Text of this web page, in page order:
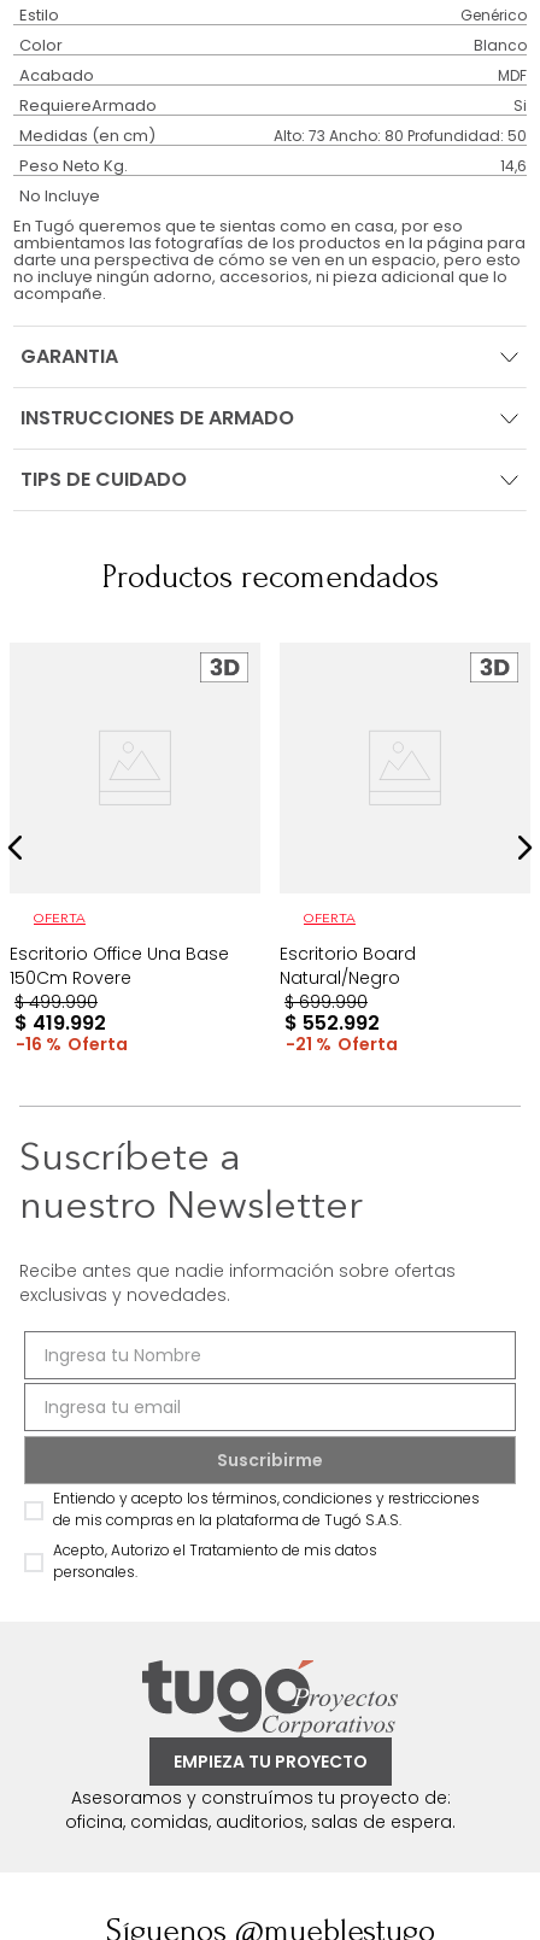
Estilo Genérico
Color Blanco
Acabado MDF
RequiereArmado Si
Medidas (en cm) Alto: 73 Ancho: 80 Profundidad: 50
Peso Neto Kg. 14,6
No Incluye
En Tugó queremos que te sientas como en casa, por eso
ambientamos las fotografías de los productos en la página para
darte una perspectiva de cómo se ven en un espacio, pero esto
no incluye ningún adorno, accesorios, ni pieza adicional que lo
acompañe.
GARANTIA
INSTRUCCIONES DE ARMADO
TIPS DE CUIDADO
Productos recomendados
OFERTA
Escritorio Office Una Base
150Cm Rovere
$ 499.990
$ 419.992
16 %
OFERTA
Escritorio Board
Natural/Negro
$ 699.990
$ 552.992
21 %
Suscríbete a
nuestro Newsletter
Recibe antes que nadie información sobre ofertas
exclusivas y novedades.
Entiendo y acepto los términos, condiciones y restricciones
de mis compras en la plataforma de Tugó S.A.S.
Acepto, Autorizo el Tratamiento de mis datos
personales.
EMPIEZA TU PROYECTO
Asesoramos y construímos tu proyecto de:
oficina, comidas, auditorios, salas de espera.
Síguenos @mueblestugo